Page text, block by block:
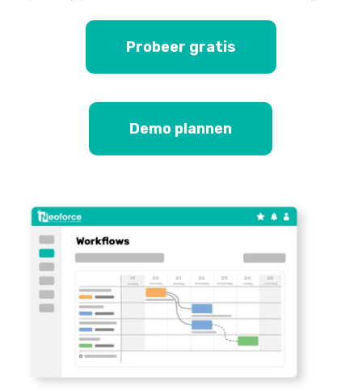
Probeer gratis
Demo plannen